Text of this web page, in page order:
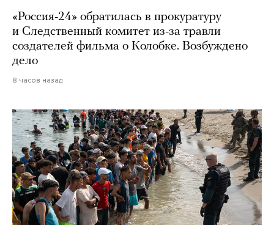
«Россия-24» обратилась в прокуратуру
и Следственный комитет из-за травли
создателей фильма о Колобке. Возбуждено
дело
8 часов назад